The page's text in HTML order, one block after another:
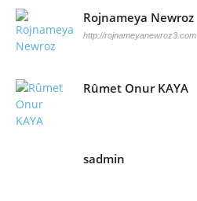
Rojnameya Newroz
http://rojnameyanewroz3.com
Rûmet Onur KAYA
sadmin